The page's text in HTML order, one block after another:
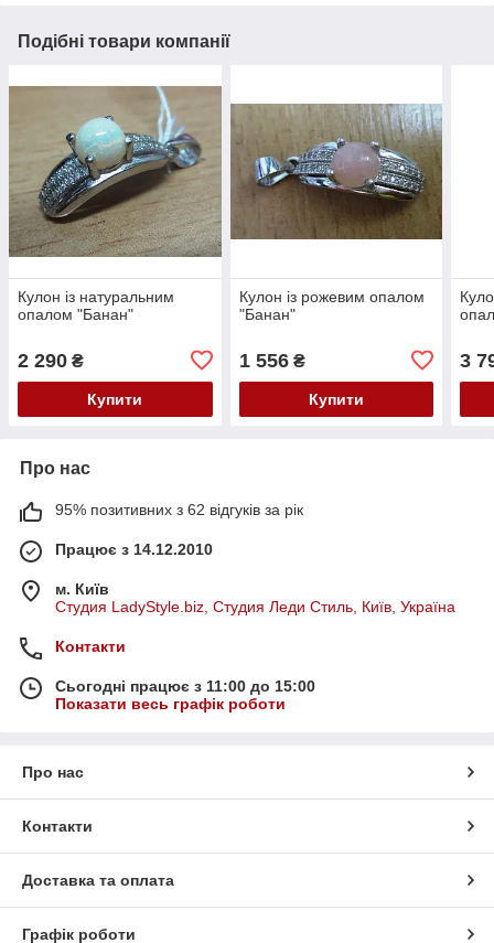
Подібні товари компанії
Кулон із натуральним
опалом "Банан"
2 290 ₴
Купити
Кулон із рожевим опалом
"Банан"
1 556₴
Купити
3
Про нас
95% позитивних з 62 відгуків за рік
Працює з 14.12.2010
м. Київ
Студия LadyStyle.biz, Студия Леди Стиль, Київ, Україна
Контакти
Сьогодні працює з 11:00 до 15:00
Показати весь графік роботи
Про нас
Контакти
Доставка та оплата
Графік роботи